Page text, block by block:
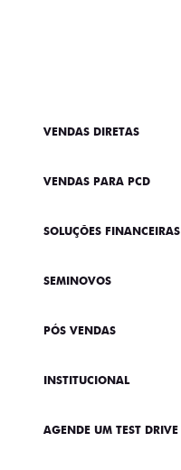
VENDAS DIRETAS
VENDAS PARA PCD
SOLUÇÕES FINANCEIRAS
SEMINOVOS
PÓS VENDAS
INSTITUCIONAL
AGENDE UM TEST DRIVE